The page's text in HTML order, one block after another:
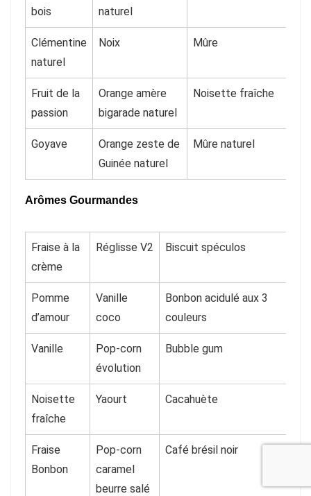
bois
naturel
Clémentine
naturel
Noix Mûre
Fruit de la
passion
Orange amère
bigarade naturel
Noisette fraîche
Goyave
Orange zeste de
Guinée naturel
Mûre naturel
Arômes Gourmandes
Fraise à la
crème
Réglisse V2 Biscuit spéculos
Pomme
d’amour
Vanille
coco
Bonbon acidulé aux 3
couleurs
Vanille
Pop-corn
évolution
Bubble gum
Noisette
fraîche
Yaourt Cacahuète
Fraise
Bonbon
Pop-corn
caramel
beurre salé
Café brésil noir